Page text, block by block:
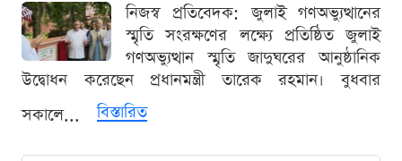
নিজস্ব প্রতিবেদক: জুলাই গণঅভ্যুত্থানের
স্মৃতি সংরক্ষণের লক্ষ্যে প্রতিষ্ঠিত জুলাই
গণঅভ্যুত্থান স্মৃতি জাদুঘরের আনুষ্ঠানিক
উদ্বোধন করেছেন প্রধানমন্ত্রী তারেক রহমান। বুধবার
সকালে...
বিস্তারিত